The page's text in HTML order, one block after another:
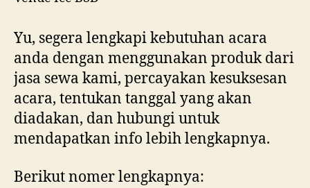
Yu, segera lengkapi kebutuhan acara
anda dengan menggunakan produk dari
jasa sewa kami, percayakan kesuksesan
acara, tentukan tanggal yang akan
diadakan, dan hubungi untuk
mendapatkan info lebih lengkapnya.
Berikut nomer lengkapnya: